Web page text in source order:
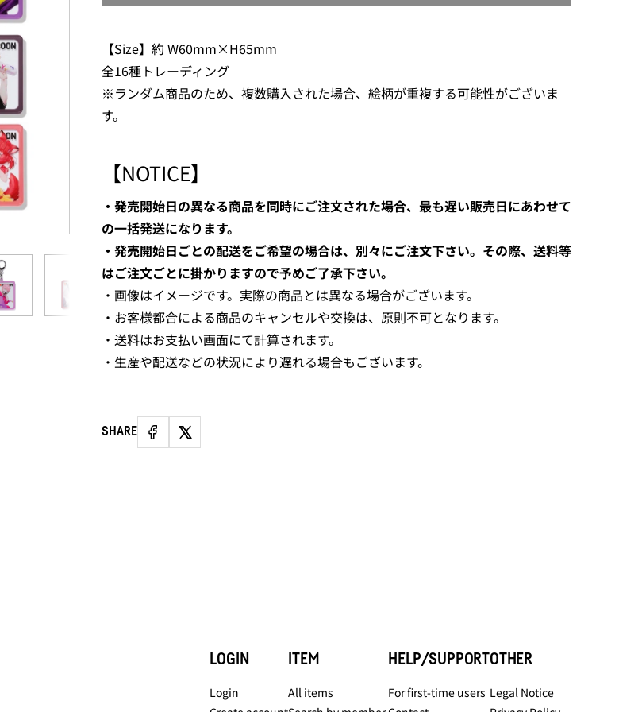
O
G
【Size】約 W60mm×H65mm
全16種トレーディング
※ランダム商品のため、複数購入された場合、絵柄が重複する可能性がございま
す。
【NOTICE】
・発売開始日の異なる商品を同時にご注文された場合、最も遅い販売日にあわせて
の一括発送になります。
・発売開始日ごとの配送をご希望の場合は、別々にご注文下さい。その際、送料等
はご注文ごとに掛かりますので予めご了承下さい。
・画像はイメージです。実際の商品とは異なる場合がございます。
・お客様都合による商品のキャンセルや交換は、原則不可となります。
・送料はお支払い画面にて計算されます。
・生産や配送などの状況により遅れる場合もございます。
SHARE
LOGIN
Login
ITEM
All items
HELP/SUPPORT
For first-time users
OTHER
Legal Notice